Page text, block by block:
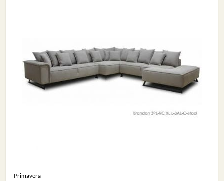
Primavera